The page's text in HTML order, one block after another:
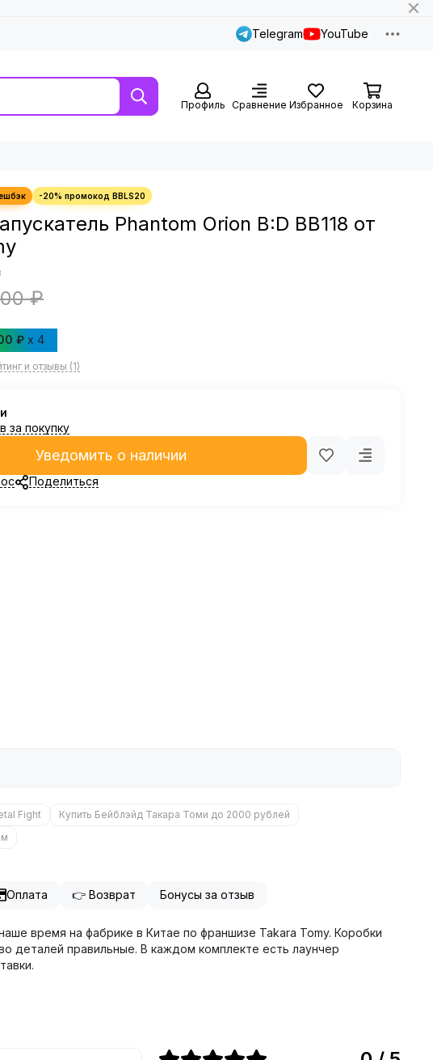
Telegram YouTube
Профиль Сравнение Избранное Корзина
Phantom Orion B:D BB118 от
₽
₽ x 4
и отзывы (1)
за покупку
Уведомить о наличии
Поделиться
Fight
Купить Бейблэйд Такара Томи до 2000 рублей
Оплата 👉 Возврат Бонусы за отзыв
время на фабрике в Китае по франшизе Takara Tomy. Коробки
деталей правильные. В каждом комплекте есть лаунчер